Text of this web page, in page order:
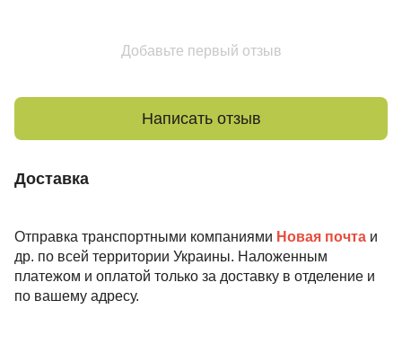
Добавьте первый отзыв
Написать отзыв
Доставка
Отправка транспортными компаниями Новая почта и
др. по всей территории Украины. Наложенным
платежом и оплатой только за доставку в отделение и
по вашему адресу.